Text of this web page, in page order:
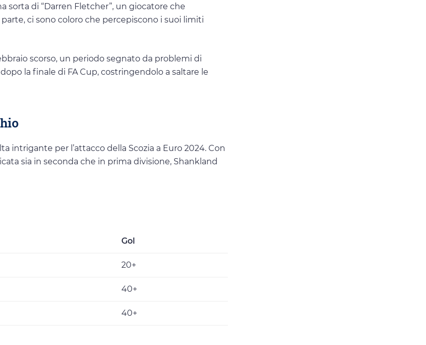
sorta di “Darren Fletcher”, un giocatore che
ci sono coloro che percepiscono i suoi limiti
scorso, un periodo segnato da problemi di
la finale di FA Cup, costringendolo a saltare le
intrigante per l’attacco della Scozia a Euro 2024. Con
sia in seconda che in prima divisione, Shankland
Gol
20+
40+
40+